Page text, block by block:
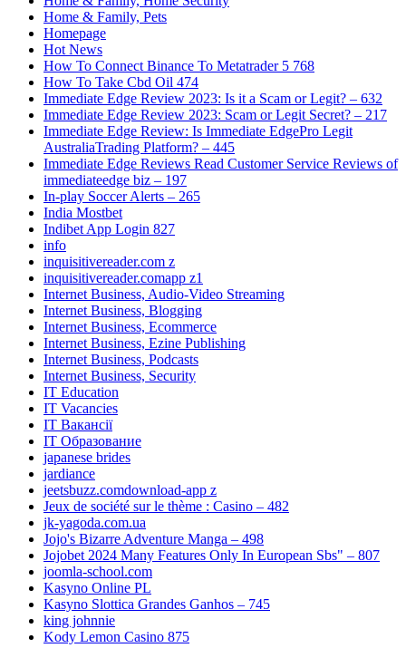
Home & Family, Pets
Homepage
Hot News
How To Connect Binance To Metatrader 5 768
How To Take Cbd Oil 474
Immediate Edge Review 2023: Is it a Scam or Legit? – 632
Immediate Edge Review 2023: Scam or Legit Secret? – 217
Immediate Edge Review: Is Immediate EdgePro Legit
AustraliaTrading Platform? – 445
Immediate Edge Reviews Read Customer Service Reviews of
immediateedge biz – 197
In-play Soccer Alerts – 265
India Mostbet
Indibet App Login 827
info
inquisitivereader.com z
inquisitivereader.comapp z1
Internet Business, Audio-Video Streaming
Internet Business, Blogging
Internet Business, Ecommerce
Internet Business, Ezine Publishing
Internet Business, Podcasts
Internet Business, Security
IT Education
IT Vacancies
IT Вакансії
IT Образование
japanese brides
jardiance
jeetsbuzz.comdownload-app z
Jeux de société sur le thème : Casino – 482
jk-yagoda.com.ua
Jojo's Bizarre Adventure Manga – 498
Jojobet 2024 Many Features Only In European Sbs" – 807
joomla-school.com
Kasyno Online PL
Kasyno Slottica Grandes Ganhos – 745
king johnnie
Kody Lemon Casino 875